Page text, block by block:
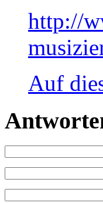
http://
Auf